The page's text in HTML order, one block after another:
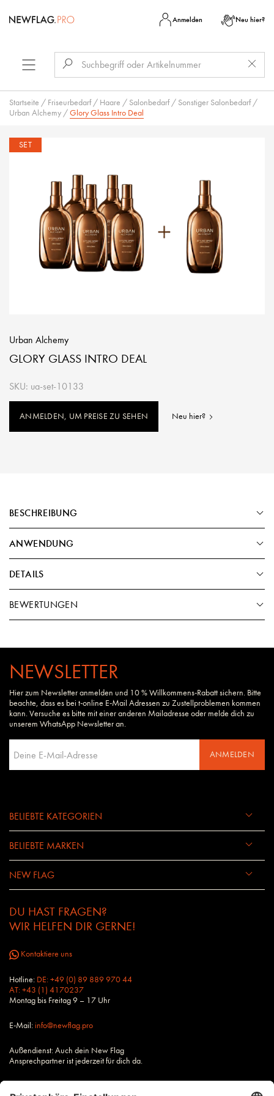
Anmelden Neu hier?
Startseite / Friseurbedarf / Haare / Salonbedarf / Sonstiger Salonbedarf /
Urban Alchemy /Glory Glass Intro Deal
SET
Urban Alchemy
GLORY GLASS INTRO DEAL
SKU: ua-set-10133
ANMELDEN, UM PREISE ZU SEHEN Neu hier?
BESCHREIBUNG
ANWENDUNG
DETAILS
BEWERTUNGEN
NEWSLETTER
Hier zum Newsletter anmelden und 10 % Willkommens-Rabatt sichern. Bitte
beachte, dass es bei t-online E-Mail Adressen zu Zustellproblemen kommen
kann. Versuche es bitte mit einer anderen Mailadresse oder melde dich zu
unserem WhatsApp Newsletter an.
ANMELDEN
BELIEBTE KATEGORIEN
BELIEBTE MARKEN
NEW FLAG
DU HAST FRAGEN?
WIR HELFEN DIR GERNE!
Kontaktiere uns
Hotline: DE: +49 (0) 89 889 970 44
AT: +43 (1) 4170237
Montag bis Freitag 9 – 17 Uhr
E-Mail:info@newflag.pro
Außendienst: Auch dein New Flag
Ansprechpartner ist jederzeit für dich da.
Alle Preise zzgl. Steuern und Versandkosten, wenn nicht anders